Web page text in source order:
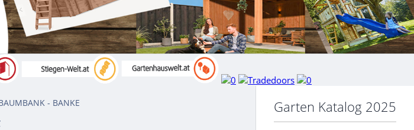
- BANKE Garten Katalog 2025